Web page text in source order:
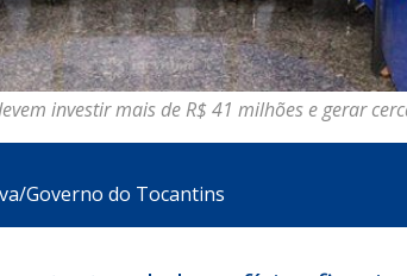
investir mais de R$ 41 milhões e gerar
Governo do Tocantins